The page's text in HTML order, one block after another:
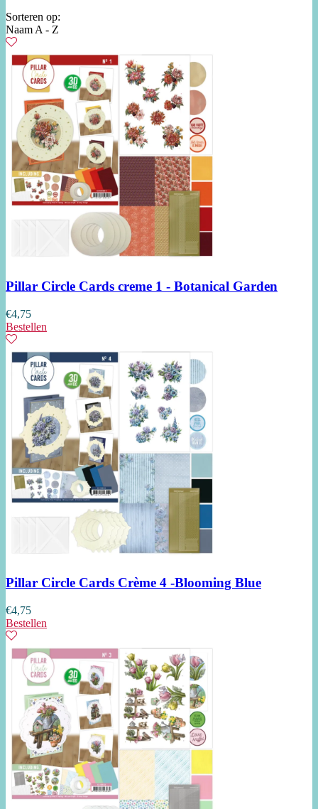
Sorteren op:
Naam A - Z
Pillar Circle Cards creme 1 - Botanical Garden
€4,75
Bestellen
Pillar Circle Cards Crème 4 -Blooming Blue
€4,75
Bestellen